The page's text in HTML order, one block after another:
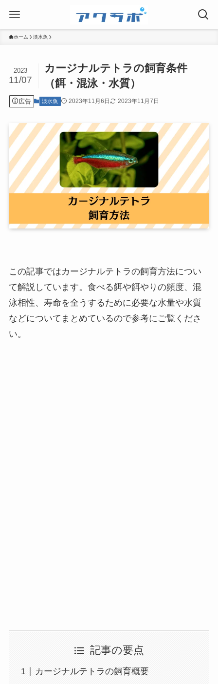
ホーム 淡水魚
カージナルテトラの飼育条件
（餌・混泳・水質）
2023
11/07
広告 淡水魚 2023年11月6日 2023年11月7日
この記事ではカージナルテトラの飼育方法につい
て解説しています。食べる餌や餌やりの頻度、混
泳相性、寿命を全うするために必要な水量や水質
などについてまとめているので参考にご覧くださ
い。
記事の要点
カージナルテトラの飼育概要